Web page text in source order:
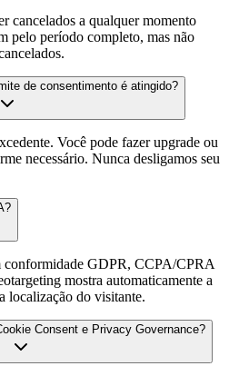
cancelados a qualquer momento
pelo período completo, mas não
de consentimento é atingido?
Você pode fazer upgrade ou
necessário. Nunca desligamos seu
conformidade GDPR, CCPA/CPRA
mostra automaticamente a
localização do visitante.
Consent e Privacy Governance?